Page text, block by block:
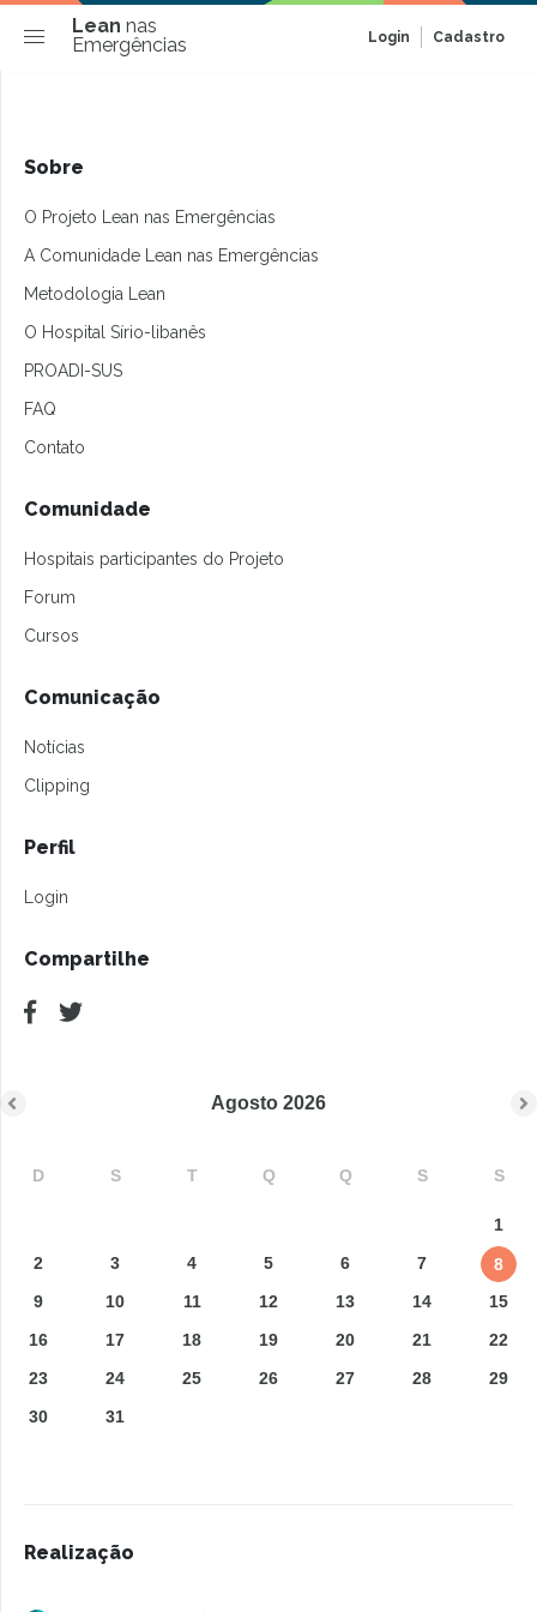
Lean nas
Emergências
Login Cadastro
Sobre
O Projeto Lean nas Emergências
A Comunidade Lean nas Emergências
Metodologia Lean
O Hospital Sírio-libanês
PROADI-SUS
FAQ
Contato
Comunidade
Hospitais participantes do Projeto
Forum
Cursos
Comunicação
Notícias
Clipping
Perfil
Login
Compartilhe
Agosto 2026
D S T Q Q S S
1
2
3 4 5 6 7
8
9
10 11 12 13 14
15
16
17 18 19 20 21
22
23
24 25 26 27 28
29
30
31
Realização